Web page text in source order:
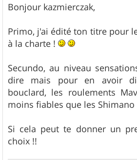
s
s
g
e
Bonjour kazmierczak,
Primo, j'ai édité ton titre pour
à la charte !
Secundo, au niveau
dire mais pour en avoir
bouclard, les roulements
moins fiables que les
Si cela peut te donner un
choix !!